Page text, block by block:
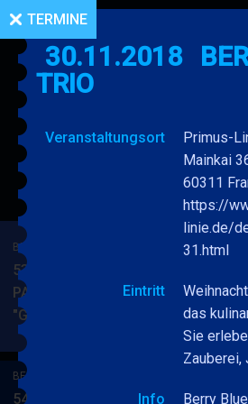
BERRY BLUE & BAND
53. JAZZ Matinee in den
PARKSIDE STUDIOS
"Gypsy Jazz"
BERRY BLUE & BAND
54. JAZZ Matinee in den
TERMINE
30.11.2018
TRIO
Veranstaltungsort
Primus-
Mainkai
60311
https://
linie.de/
31.html
Eintritt
das
Sie
Zauberei,
Info Berry